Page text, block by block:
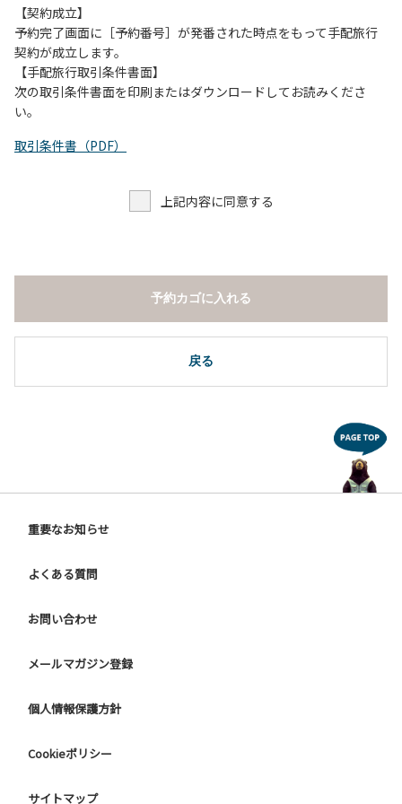
願いします。
・トイレは各客室のトイレをご利用ください。
※緊急時以外の食堂のトイレの使用は禁止とさせていただき
ます。
【契約成立】
予約完了画面に［予約番号］が発番された時点をもって手配旅行
契約が成立します。
【手配旅行取引条件書面】
次の取引条件書面を印刷またはダウンロードしてお読みくださ
い。
取引条件書（PDF）
上記内容に同意する
戻る
予約カゴに入れる
重要なお知らせ
よくある質問
お問い合わせ
メールマガジン登録
個人情報保護方針
Cookieポリシー
サイトマップ